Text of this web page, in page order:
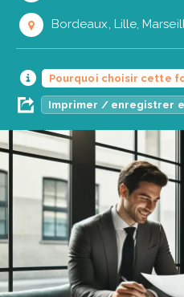
Bordeaux, Lille,
Pourquoi choisir cette
Imprimer / enregistrer